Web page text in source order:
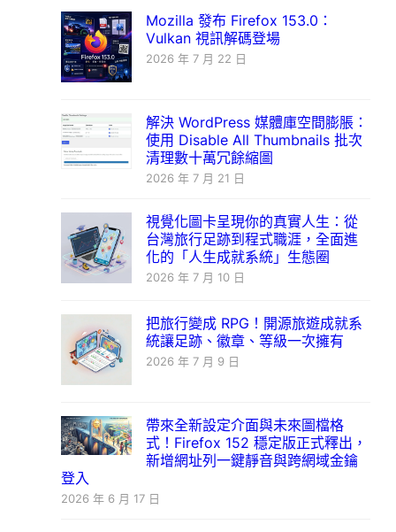
Mozilla 發布 Firefox 153.0：
Vulkan 視訊解碼登場
2026 年 7 月 22 日
解決 WordPress 媒體庫空間膨脹：
使用 Disable All Thumbnails 批次
清理數十萬冗餘縮圖
2026 年 7 月 21 日
視覺化圖卡呈現你的真實人生：從
台灣旅行足跡到程式職涯，全面進
化的「人生成就系統」生態圈
2026 年 7 月 10 日
把旅行變成 RPG！開源旅遊成就系
統讓足跡、徽章、等級一次擁有
2026 年 7 月 9 日
帶來全新設定介面與未來圖檔格
式！Firefox 152 穩定版正式釋出，
新增網址列一鍵靜音與跨網域金鑰
登入
2026 年 6 月 17 日